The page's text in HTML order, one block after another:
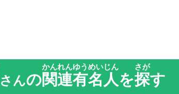
さんの関連
かんれん
有名人
ゆうめいじん
を探
さが
す